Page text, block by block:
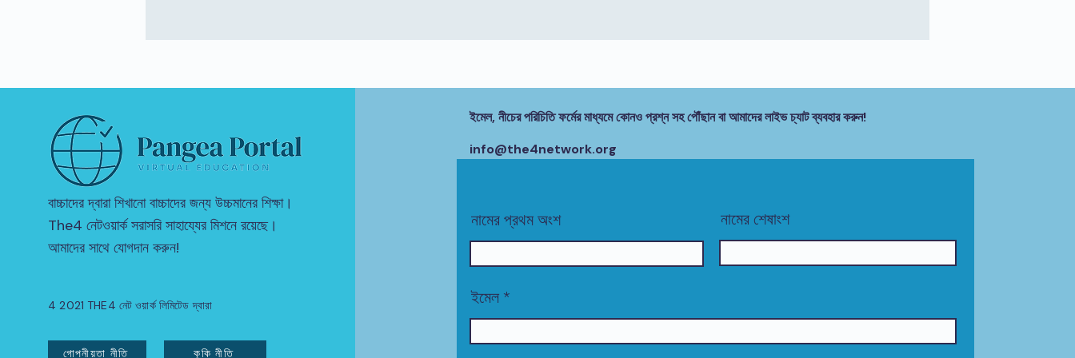
বাচ্চাদের দ্বারা শিখানো বাচ্চাদের জন্য উচ্চমানের শিক্ষা।
The4 নেটওয়ার্ক সরাসরি সাহায্যের মিশনে রয়েছে।
আমাদের সাথে যোগদান করুন!
4 2021 THE4 নেট ওয়ার্ক লিমিটেড দ্বারা
গোপনীয়তা নীতি কুকি নীতি
ইমেল, নীচের পরিচিতি ফর্মের মাধ্যমে কোনও প্রশ্ন সহ পৌঁছান বা আমাদের লাইভ চ্যাট ব্যবহার করুন!
info@the4network.org
নামের প্রথম অংশ নামের শেষাংশ
ইমেল